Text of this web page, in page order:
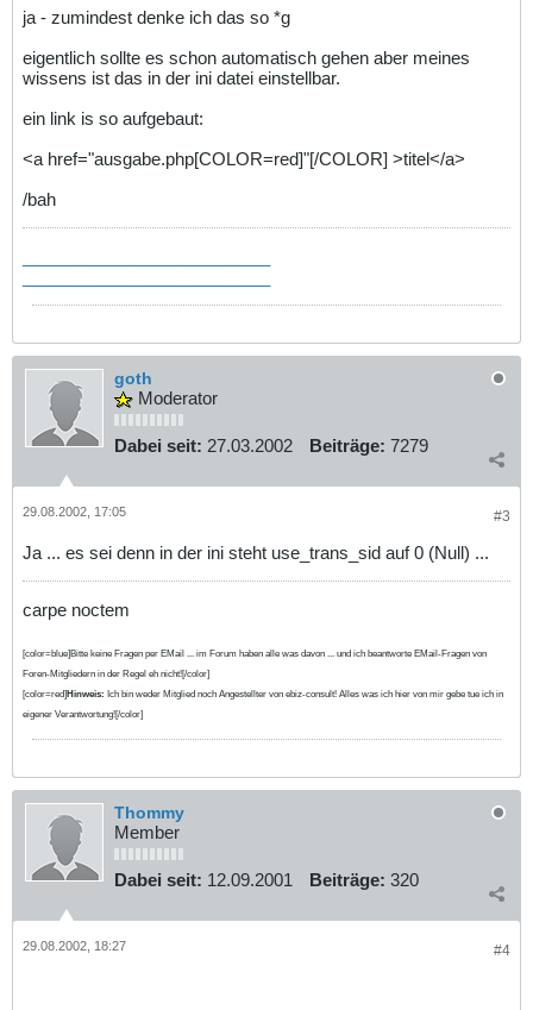
ja - zumindest denke ich das so *g
eigentlich sollte es schon automatisch gehen aber meines
wissens ist das in der ini datei einstellbar.
ein link is so aufgebaut:
<a href="ausgabe.php[COLOR=red]"[/COLOR] >titel</a>
/bah
goth
Moderator
Dabei seit: 27.03.2002 Beiträge: 7279
#3
29.08.2002, 17:05
Ja ... es sei denn in der ini steht use_trans_sid auf 0 (Null) ...
carpe noctem
[color=blue]Bitte keine Fragen per EMail ... im Forum haben alle was davon ... und ich beantworte EMail-Fragen von
Foren-Mitgliedern in der Regel eh nicht![/color]
[color=red]Hinweis: Ich bin weder Mitglied noch Angestellter von ebiz-consult! Alles was ich hier von mir gebe tue ich in
eigener Verantwortung![/color]
Thommy
Member
Dabei seit: 12.09.2001 Beiträge: 320
#4
29.08.2002, 18:27